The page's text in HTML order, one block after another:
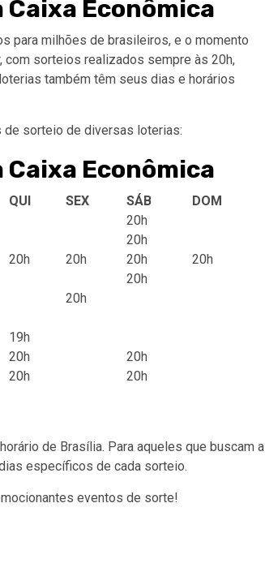
Econômica
para milhões de brasileiros, e o momento
com sorteios realizados sempre às 20h,
também têm seus dias e horários
de sorteio de diversas loterias:
Econômica
QUI SEX SÁB
DOM
20h
20h
20h 20h 20h
20h
20h
20h
19h
20h
20h
20h 20h
de Brasília. Para aqueles que buscam a
específicos de cada sorteio.
eventos de sorte!